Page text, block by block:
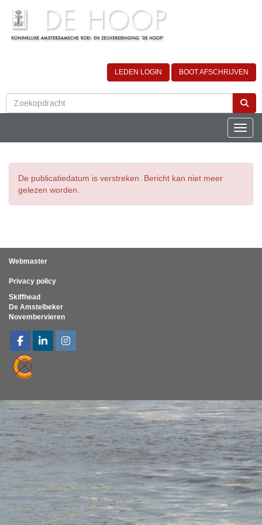
LEDEN LOGIN BOOT AFSCHRIJVEN
De publicatiedatum is verstreken. Bericht kan niet meer
gelezen worden.
Webmaster
Privacy policy
Skiffhead
De Amstelbeker
Novembervieren